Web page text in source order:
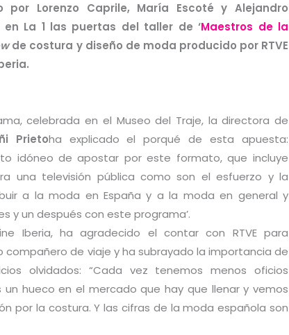
Lorenzo Caprile, María Escoté y Alejandro
La 1 las puertas del taller de ‘Maestros de la
de costura y diseño de moda producido por RTVE
celebrada en el Museo del Traje, la directora de
Prietoha explicado el porqué de esta apuesta:
idóneo de apostar por este formato, que incluye
una televisión pública como son el esfuerzo y la
a la moda en España y a la moda en general y
y un después con este programa’.
Iberia, ha agradecido el contar con RTVE para
compañero de viaje y ha subrayado la importancia de
olvidados: “Cada vez tenemos menos oficios
hueco en el mercado que hay que llenar y vemos
por la costura. Y las cifras de la moda española son